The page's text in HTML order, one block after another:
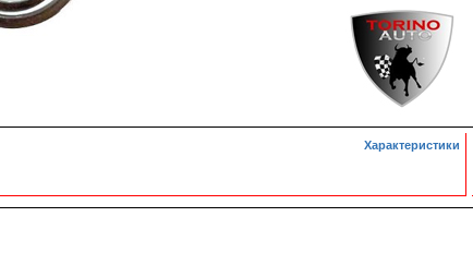
Характеристики